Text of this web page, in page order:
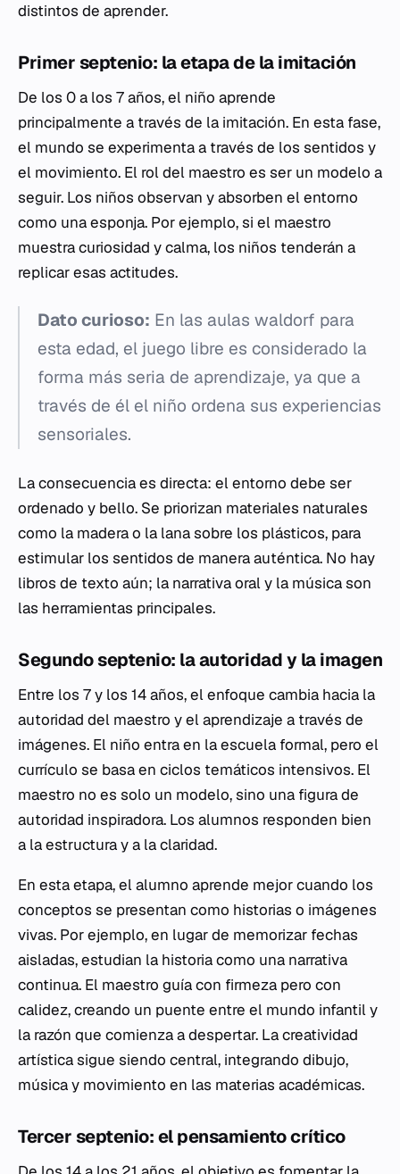
distintos de aprender.
Primer septenio: la etapa de la imitación
De los 0 a los 7 años, el niño aprende
principalmente a través de la imitación. En esta fase,
el mundo se experimenta a través de los sentidos y
el movimiento. El rol del maestro es ser un modelo a
seguir. Los niños observan y absorben el entorno
como una esponja. Por ejemplo, si el maestro
muestra curiosidad y calma, los niños tenderán a
replicar esas actitudes.
Dato curioso: En las aulas waldorf para
esta edad, el juego libre es considerado la
forma más seria de aprendizaje, ya que a
través de él el niño ordena sus experiencias
sensoriales.
La consecuencia es directa: el entorno debe ser
ordenado y bello. Se priorizan materiales naturales
como la madera o la lana sobre los plásticos, para
estimular los sentidos de manera auténtica. No hay
libros de texto aún; la narrativa oral y la música son
las herramientas principales.
Segundo septenio: la autoridad y la imagen
Entre los 7 y los 14 años, el enfoque cambia hacia la
autoridad del maestro y el aprendizaje a través de
imágenes. El niño entra en la escuela formal, pero el
currículo se basa en ciclos temáticos intensivos. El
maestro no es solo un modelo, sino una figura de
autoridad inspiradora. Los alumnos responden bien
a la estructura y a la claridad.
En esta etapa, el alumno aprende mejor cuando los
conceptos se presentan como historias o imágenes
vivas. Por ejemplo, en lugar de memorizar fechas
aisladas, estudian la historia como una narrativa
continua. El maestro guía con firmeza pero con
calidez, creando un puente entre el mundo infantil y
la razón que comienza a despertar. La creatividad
artística sigue siendo central, integrando dibujo,
música y movimiento en las materias académicas.
Tercer septenio: el pensamiento crítico